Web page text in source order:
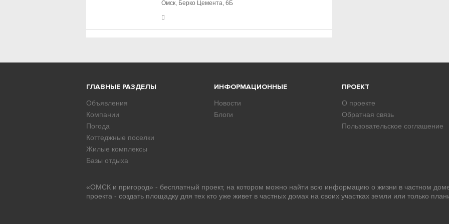
Омск, Берко Цемента, 6Б
ГЛАВНЫЕ РАЗДЕЛЫ
Объявления
Компании
Погода
Коттеджные поселки
Жилые комплексы
Базы отдыха
ИНФОРМАЦИОННЫЕ
Новости
Блоги
ПРОЕКТ
О проекте
Обратная связь
Пользовательское соглашение
«ОМСК и пригород» - бесплатный проект, на котором можно найти всю информацию о жизни в частном
проекта - создать площадку для тех кто уже живет в частных домах на своих участках земли или только